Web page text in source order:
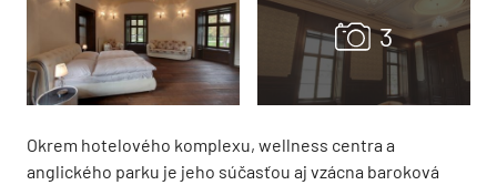
Okrem hotelového komplexu, wellness centra a
anglického parku je jeho súčasťou aj vzácna baroková